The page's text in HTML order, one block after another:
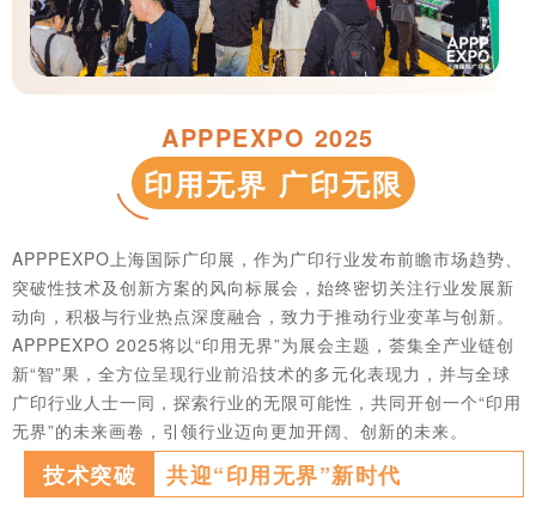
APPPEXPO 2025
印用无界 广印无限
APPPEXPO上海国际广印展，作为广印行业发布前瞻市场趋势、
突破性技术及创新方案的风向标展会，始终密切关注行业发展新
动向，积极与行业热点深度融合，致力于推动行业变革与创新。
APPPEXPO 2025将以“印用无界”为展会主题，荟集全产业链创
新“智”果，全方位呈现行业前沿技术的多元化表现力，并与全球
广印行业人士一同，探索行业的无限可能性，共同开创一个“印用
无界”的未来画卷，引领行业迈向更加开阔、创新的未来。
技术突破 共迎“印用无界”新时代